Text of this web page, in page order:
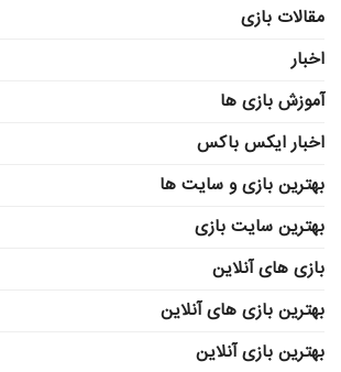
مقالات بازی
اخبار
آموزش بازی ها
اخبار ایکس باکس
بهترین بازی و سایت ها
بهترین سایت بازی
بازی های آنلاین
بهترین بازی های آنلاین
بهترین بازی آنلاین